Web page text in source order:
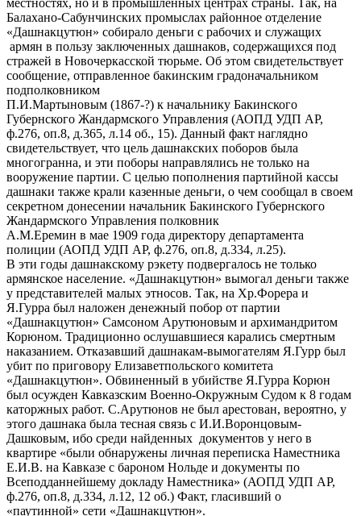
местностях, но и в промышленных центрах страны. Так, на
Балахано-Сабунчинских промыслах районное отделение
«Дашнакцутюн» собирало деньги с рабочих и служащих
армян в пользу заключенных дашнаков, содержащихся под
стражей в Новочеркасской тюрьме. Об этом свидетельствует
сообщение, отправленное бакинским градоначальником
подполковником
П.И.Мартыновым (1867-?) к начальнику Бакинского
Губернского Жандармского Управления (АОПД УДП АР,
ф.276, оп.8, д.365, л.14 об., 15). Данный факт наглядно
свидетельствует, что цель дашнакских поборов была
многогранна, и эти поборы направлялись не только на
вооружение партии. С целью пополнения партийной кассы
дашнаки также крали казенные деньги, о чем сообщал в своем
секретном донесении начальник Бакинского Губернского
Жандармского Управления полковник
А.М.Еремин в мае 1909 года директору департамента
полиции (АОПД УДП АР, ф.276, оп.8, д.334, л.25).
В эти годы дашнакскому рэкету подвергалось не только
армянское население. «Дашнакцутюн» вымогал деньги также
у представителей малых этносов. Так, на Хр.Форера и
Я.Гурра был наложен денежный побор от партии
«Дашнакцутюн» Самсоном Арутюновым и архимандритом
Корюном. Традиционно ослушавшиеся карались смертным
наказанием. Отказавший дашнакам-вымогателям Я.Гурр был
убит по приговору Елизаветпольского комитета
«Дашнакцутюн». Обвиненный в убийстве Я.Гурра Корюн
был осужден Кавказским Военно-Окружным Судом к 8 годам
каторжных работ. С.Арутюнов не был арестован, вероятно, у
этого дашнака была тесная связь с И.И.Воронцовым-
Дашковым, ибо среди найденных документов у него в
квартире «были обнаружены личная переписка Наместника
Е.И.В. на Кавказе с бароном Нольде и документы по
Всеподданнейшему докладу Наместника» (АОПД УДП АР,
ф.276, оп.8, д.334, л.12, 12 об.) Факт, гласивший о
«паутинной» сети «Дашнакцутюн».